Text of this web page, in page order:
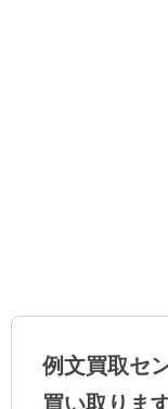
例文買取セ
買い取りま